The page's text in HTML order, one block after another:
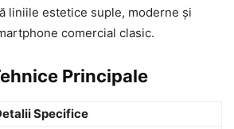
liniile estetice suple, moderne și
comercial clasic.
Principale
Specifice